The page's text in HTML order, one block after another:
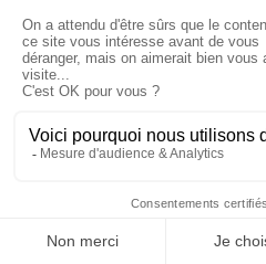
APIXIT est un
informatiques français
son siège aux Ulis
groupe européen
cybersécurité et
destination des